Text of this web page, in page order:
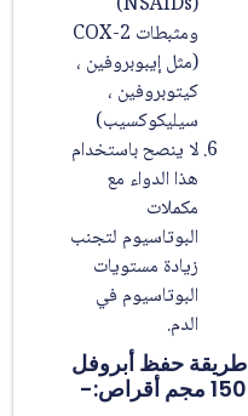
ومثبطات COX-2
(مثل إيبوبروفين ،
كيتوبروفين ،
سيليكوكسيب)
لا ينصح باستخدام
هذا الدواء مع
مكملات
البوتاسيوم لتجنب
زيادة مستويات
البوتاسيوم في
الدم.
طريقة حفظ أبروفل
150 مجم أقراص:-